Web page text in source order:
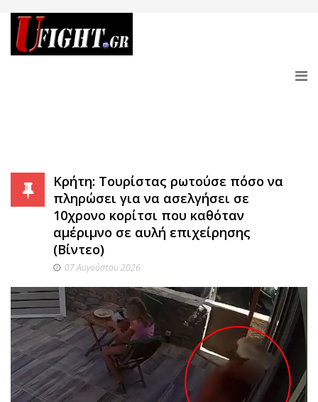
Κρήτη: Τουρίστας ρωτούσε πόσο να
πληρώσει για να ασελγήσει σε
10χρονο κορίτσι που καθόταν
αμέριμνο σε αυλή επιχείρησης
(Βίντεο)
07 Αυγούστου 2026